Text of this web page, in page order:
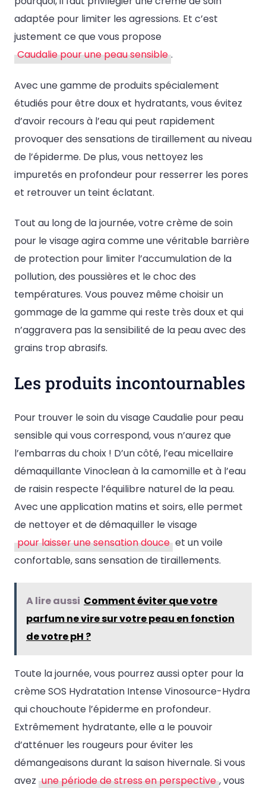
adaptée pour limiter les agressions. Et c’est
justement ce que vous propose
Caudalie pour une peau sensible .
Avec une gamme de produits spécialement
étudiés pour être doux et hydratants, vous évitez
d’avoir recours à l’eau qui peut rapidement
provoquer des sensations de tiraillement au niveau
de l’épiderme. De plus, vous nettoyez les
impuretés en profondeur pour resserrer les pores
et retrouver un teint éclatant.
Tout au long de la journée, votre crème de soin
pour le visage agira comme une véritable barrière
de protection pour limiter l’accumulation de la
pollution, des poussières et le choc des
températures. Vous pouvez même choisir un
gommage de la gamme qui reste très doux et qui
n’aggravera pas la sensibilité de la peau avec des
grains trop abrasifs.
Les produits incontournables
Pour trouver le soin du visage Caudalie pour peau
sensible qui vous correspond, vous n’aurez que
l’embarras du choix ! D’un côté, l’eau micellaire
démaquillante Vinoclean à la camomille et à l’eau
de raisin respecte l’équilibre naturel de la peau.
Avec une application matins et soirs, elle permet
de nettoyer et de démaquiller le visage
pour laisser une sensation douce et un voile
confortable, sans sensation de tiraillements.
A lire aussi Comment éviter que votre
parfum ne vire sur votre peau en fonction
de votre pH ?
Toute la journée, vous pourrez aussi opter pour la
crème SOS Hydratation Intense Vinosource-Hydra
qui chouchoute l’épiderme en profondeur.
Extrêmement hydratante, elle a le pouvoir
d’atténuer les rougeurs pour éviter les
démangeaisons durant la saison hivernale. Si vous
avez une période de stress en perspective , vous